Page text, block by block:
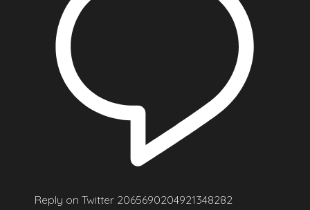
Reply on Twitter 2065690204921348282